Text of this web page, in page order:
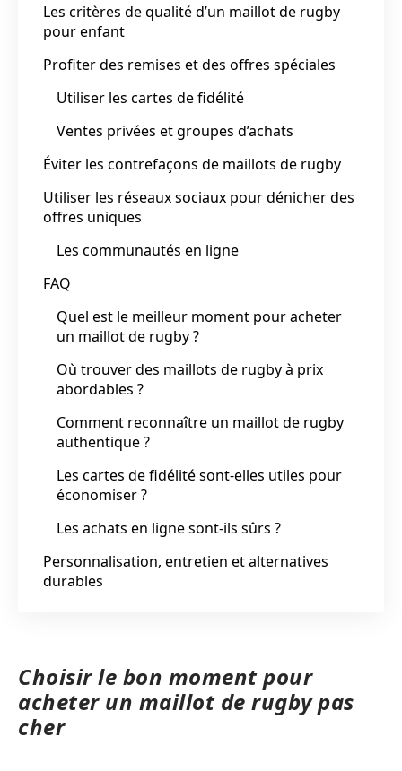
Les critères de qualité d’un maillot de rugby
pour enfant
Profiter des remises et des offres spéciales
Utiliser les cartes de fidélité
Ventes privées et groupes d’achats
Éviter les contrefaçons de maillots de rugby
Utiliser les réseaux sociaux pour dénicher des
offres uniques
Les communautés en ligne
FAQ
Quel est le meilleur moment pour acheter
un maillot de rugby ?
Où trouver des maillots de rugby à prix
abordables ?
Comment reconnaître un maillot de rugby
authentique ?
Les cartes de fidélité sont-elles utiles pour
économiser ?
Les achats en ligne sont-ils sûrs ?
Personnalisation, entretien et alternatives
durables
Choisir le bon moment pour
acheter un maillot de rugby pas
cher